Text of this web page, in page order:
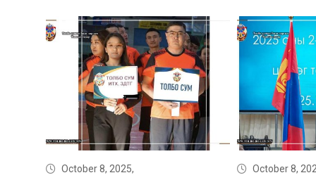
October 8, 2025, October 8,